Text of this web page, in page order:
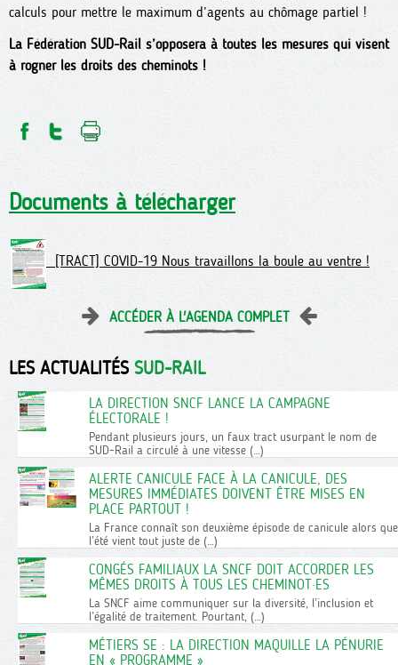
calculs pour mettre le maximum d’agents au chômage partiel !
La Fédération SUD-Rail s’opposera à toutes les mesures qui visent
à rogner les droits des cheminots !
Documents à télécharger
[TRACT] COVID-19 Nous travaillons la boule au ventre !
ACCÉDER À L'AGENDA COMPLET
LES ACTUALITÉS SUD-RAIL
LA DIRECTION SNCF LANCE LA CAMPAGNE
ÉLECTORALE !
Pendant plusieurs jours, un faux tract usurpant le nom de
SUD-Rail a circulé à une vitesse (…)
ALERTE CANICULE FACE À LA CANICULE, DES
MESURES IMMÉDIATES DOIVENT ÊTRE MISES EN
PLACE PARTOUT !
La France connaît son deuxième épisode de canicule alors que
l’été vient tout juste de (…)
CONGÉS FAMILIAUX LA SNCF DOIT ACCORDER LES
MÊMES DROITS À TOUS LES CHEMINOT·ES
La SNCF aime communiquer sur la diversité, l’inclusion et
l’égalité de traitement. Pourtant, (…)
MÉTIERS SE : LA DIRECTION MAQUILLE LA PÉNURIE
EN « PROGRAMME »